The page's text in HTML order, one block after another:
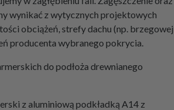
wynikać z wytycznych projektowych
obciążeń, strefy dachu (np. brzegowej
producenta wybranego pokrycia.
do podłoża drewnianego
z aluminiową podkładką A14 z